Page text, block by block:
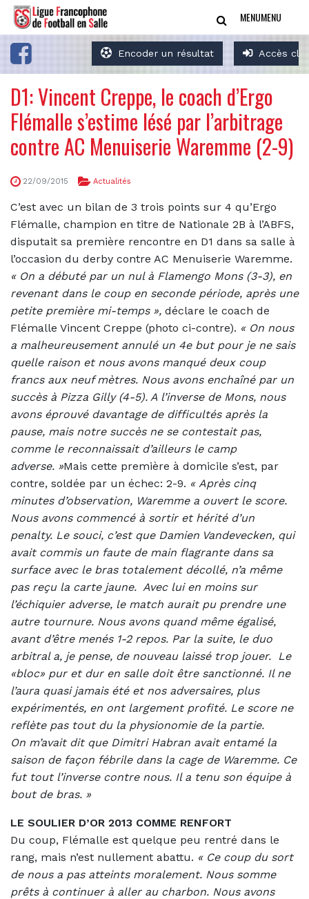
Encoder un résultat Accès
MENUMENU
D1: Vincent Creppe, le coach d’Ergo
Flémalle s’estime lésé par l’arbitrage
contre AC Menuiserie Waremme (2-9)
22/09/2015 Actualités
C’est avec un bilan de 3 trois points sur 4 qu’Ergo
Flémalle, champion en titre de Nationale 2B à l’ABFS,
disputait sa première rencontre en D1 dans sa salle à
l’occasion du derby contre AC Menuiserie Waremme.
« On a débuté par un nul à Flamengo Mons (3-3), en
revenant dans le coup en seconde période, après une
petite première mi-temps », déclare le coach de
Flémalle Vincent Creppe (photo ci-contre). « On nous
a malheureusement annulé un 4e but pour je ne sais
quelle raison et nous avons manqué deux coup
francs aux neuf mètres. Nous avons enchaîné par un
succès à Pizza Gilly (4-5). A l’inverse de Mons, nous
avons éprouvé davantage de difficultés après la
pause, mais notre succès ne se contestait pas,
comme le reconnaissait d’ailleurs le camp
adverse. »Mais cette première à domicile s’est, par
contre, soldée par un échec: 2-9. « Après cinq
minutes d’observation, Waremme a ouvert le score.
Nous avons commencé à sortir et hérité d’un
penalty. Le souci, c’est que Damien Vandevecken, qui
avait commis un faute de main flagrante dans sa
surface avec le bras totalement décollé, n’a même
pas reçu la carte jaune. Avec lui en moins sur
l’échiquier adverse, le match aurait pu prendre une
autre tournure. Nous avons quand même égalisé,
avant d’être menés 1-2 repos. Par la suite, le duo
arbitral a, je pense, de nouveau laissé trop jouer.
Le
«bloc» pur et dur en salle doit être sanctionné. Il ne
l’aura quasi jamais été et nos adversaires, plus
expérimentés, en ont largement profité. Le score ne
reflète pas tout du la physionomie de la partie.
On m’avait dit que Dimitri Habran avait entamé la
saison de façon fébrile dans la cage de Waremme. Ce
fut tout l’inverse contre nous. Il a tenu son équipe à
bout de bras. »
LE SOULIER D’OR 2013 COMME RENFORT
Du coup, Flémalle est quelque peu rentré dans le
rang, mais n’est nullement abattu. « Ce coup du sort
de nous a pas atteints moralement. Nous somme
prêts à continuer à aller au charbon. Nous avons